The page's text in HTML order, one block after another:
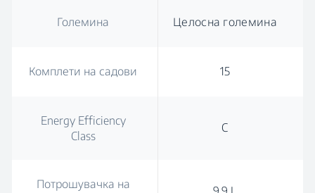
Големина Целосна големина
Комплети на садови 15
Energy Efficiency
Class
C
Потрошувачка на